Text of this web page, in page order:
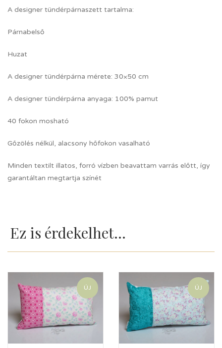
A designer tündérpárnaszett tartalma:
Párnabelső
Huzat
A designer tündérpárna mérete: 30×50 cm
A designer tündérpárna anyaga: 100% pamut
40 fokon mosható
Gőzölés nélkül, alacsony hőfokon vasalható
Minden textilt illatos, forró vízben beavattam varrás előtt, így
garantáltan megtartja színét
Ez is érdekelhet...
ÚJ ÚJ